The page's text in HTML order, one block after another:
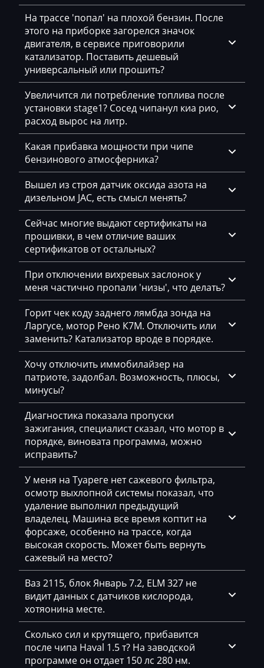
Hidromek
Higer
Hino
Hitachi
Honda
Hongqi
Howo
Huanghai
Hummer
Hyster
Hyundai
Infiniti
International
Iran Khodro
Isuzu
Iveco
Jac
Jaecoo
Jaguar
JCB
Jeep
Jetour
Jetta
JMC
JohnDeere
Kaiyi
Kalmar
Kassbohrer
Kato
Keestrack
На трассе 'попал' на плохой бензин. После
этого на приборке загорелся значок
двигателя, в сервисе приговорили
катализатор. Поставить дешевый
универсальный или прошить?
Увеличится ли потребление топлива после
установки stage1? Сосед чипанул киа рио,
расход вырос на литр.
Какая прибавка мощности при чипе
бензинового атмосферника?
Вышел из строя датчик оксида азота на
дизельном JAC, есть смысл менять?
Сейчас многие выдают сертификаты на
прошивки, в чем отличие ваших
сертификатов от остальных?
При отключении вихревых заслонок у
меня частично пропали 'низы', что делать?
Горит чек коду заднего лямбда зонда на
Ларгусе, мотор Рено К7М. Отключить или
заменить? Катализатор вроде в порядке.
Хочу отключить иммобилайзер на
патриоте, задолбал. Возможность, плюсы,
минусы?
Диагностика показала пропуски
зажигания, специалист сказал, что мотор в
порядке, виновата программа, можно
исправить?
У меня на Туареге нет сажевого фильтра,
осмотр выхлопной системы показал, что
удаление выполнил предыдущий
владелец. Машина все время коптит на
форсаже, особенно на трассе, когда
высокая скорость. Может быть вернуть
сажевый на место?
Ваз 2115, блок Январь 7.2, ELM 327 не
видит данных с датчиков кислорода,
хотяонина месте.
Сколько сил и крутящего, прибавится
после чипа Haval 1.5 т? На заводской
программе он отдает 150 лс 280 нм.